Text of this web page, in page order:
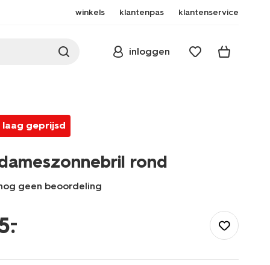
winkels klantenpas klantenservice
inloggen
laag geprijsd
rond
geen beoordeling
.
–